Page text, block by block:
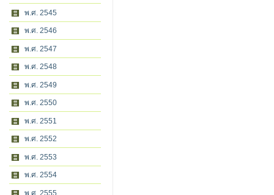
พ.ศ. 2545
พ.ศ. 2546
พ.ศ. 2547
พ.ศ. 2548
พ.ศ. 2549
พ.ศ. 2550
พ.ศ. 2551
พ.ศ. 2552
พ.ศ. 2553
พ.ศ. 2554
พ.ศ. 2555